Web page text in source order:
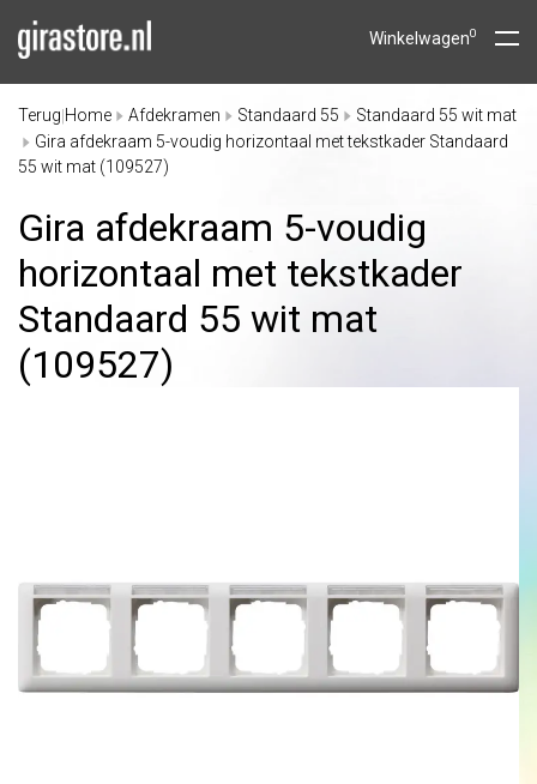
Winkelwagen0
Terug Home Afdekramen Standaard 55
Standaard 55 wit mat
Gira afdekraam 5-voudig horizontaal met tekstkader Standaard
55 wit mat (109527)
Gira afdekraam 5-voudig
horizontaal met tekstkader
Standaard 55 wit mat
(109527)